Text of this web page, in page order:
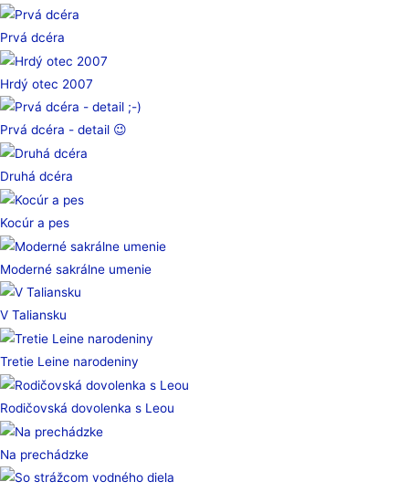
Prvá dcéra
Hrdý otec 2007
Prvá dcéra - detail 😉
Druhá dcéra
Kocúr a pes
Moderné sakrálne umenie
V Taliansku
Tretie Leine narodeniny
Rodičovská dovolenka s Leou
Na prechádzke